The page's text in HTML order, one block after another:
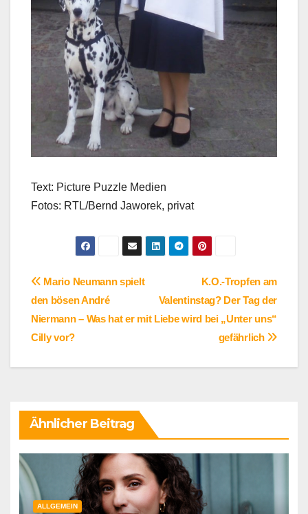
Text: Picture Puzzle Medien
Fotos: RTL/Bernd Jaworek, privat
BeitragsnavigationK.O.-Tropfen am
Valentinstag? Der Tag der
Liebe wird bei „Unter uns“
gefährlich
Mario Neumann spielt
den bösen André
Niermann – Was hat er mit
Cilly vor?
Ähnlicher Beitrag
ALLGEMEIN